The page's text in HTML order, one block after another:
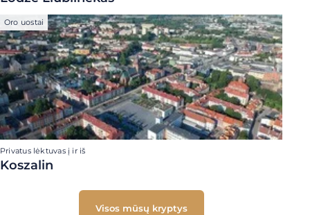
Oro uostai
Privatus lėktuvas į ir iš
Koszalin
Visos mūsų kryptys